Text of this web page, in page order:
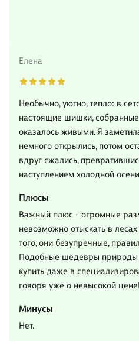
Елена
Необычно, уютно, тепло: в
настоящие шишки, собранные
оказалось живыми. Я
немного открылись, потом
вдруг сжались,
наступлением холодной
Плюсы
Важный плюс - огромные
невозможно отыскать в
того, они безупречные,
Подобные шедевры природы
купить даже в
говоря уже о невысокой цене!
Минусы
Нет.